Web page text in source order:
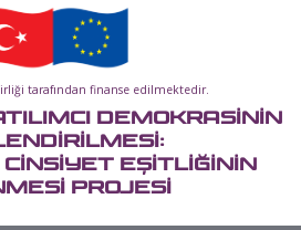
tarafından finanse edilmektedir.
DEMOKRASİNİN
EŞİTLİĞİNİN
PROJESİ